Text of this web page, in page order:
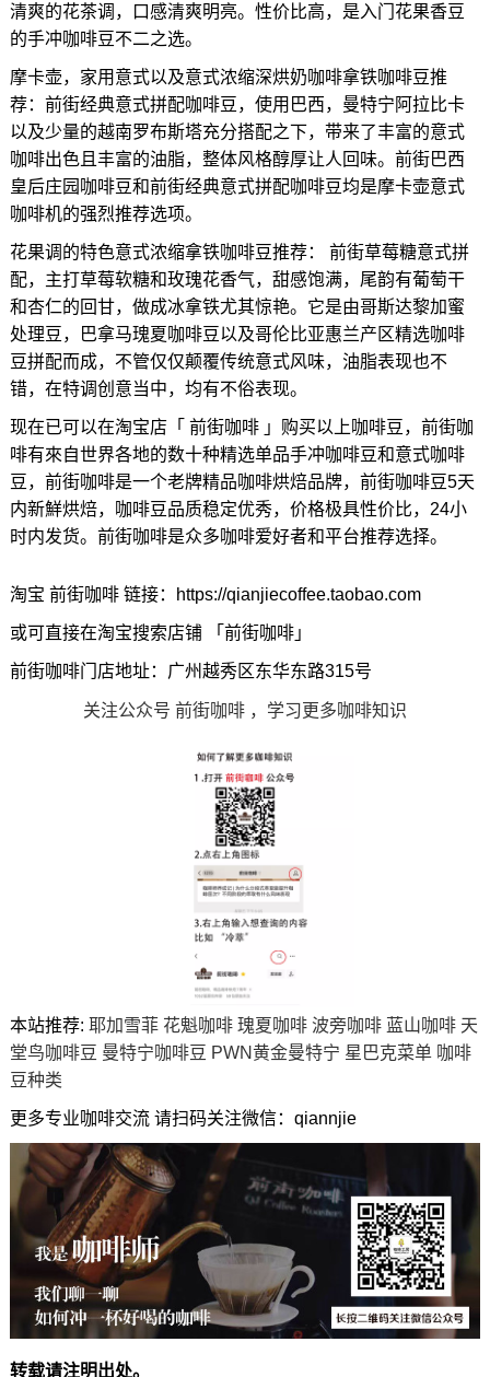
清爽的花茶调，口感清爽明亮。性价比高，是入门花果香豆
的手冲咖啡豆不二之选。
摩卡壶，家用意式以及意式浓缩深烘奶咖啡拿铁咖啡豆推
荐：前街经典意式拼配咖啡豆，使用巴西，曼特宁阿拉比卡
以及少量的越南罗布斯塔充分搭配之下，带来了丰富的意式
咖啡出色且丰富的油脂，整体风格醇厚让人回味。前街巴西
皇后庄园咖啡豆和前街经典意式拼配咖啡豆均是摩卡壶意式
咖啡机的强烈推荐选项。
花果调的特色意式浓缩拿铁咖啡豆推荐： 前街草莓糖意式拼
配，主打草莓软糖和玫瑰花香气，甜感饱满，尾韵有葡萄干
和杏仁的回甘，做成冰拿铁尤其惊艳。它是由哥斯达黎加蜜
处理豆，巴拿马瑰夏咖啡豆以及哥伦比亚惠兰产区精选咖啡
豆拼配而成，不管仅仅颠覆传统意式风味，油脂表现也不
错，在特调创意当中，均有不俗表现。
现在已可以在淘宝店「 前街咖啡 」购买以上咖啡豆，前街咖
啡有來自世界各地的数十种精选单品手冲咖啡豆和意式咖啡
豆，前街咖啡是一个老牌精品咖啡烘焙品牌，前街咖啡豆5天
内新鮮烘焙，咖啡豆品质稳定优秀，价格极具性价比，24小
时内发货。前街咖啡是众多咖啡爱好者和平台推荐选择。
淘宝 前街咖啡 链接：https://qianjiecoffee.taobao.com
或可直接在淘宝搜索店铺 「前街咖啡」
前街咖啡门店地址：广州越秀区东华东路315号
关注公众号 前街咖啡 ，学习更多咖啡知识
本站推荐: 耶加雪菲 花魁咖啡 瑰夏咖啡 波旁咖啡 蓝山咖啡 天
堂鸟咖啡豆 曼特宁咖啡豆 PWN黄金曼特宁 星巴克菜单 咖啡
豆种类
更多专业咖啡交流 请扫码关注微信：qiannjie
转载请注明出处。